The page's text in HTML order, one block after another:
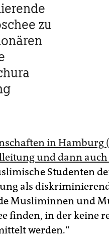
zu
in Hamburg
und dann auch
Studenten
als
Musliminnen und
finden, in der keine
werden.“